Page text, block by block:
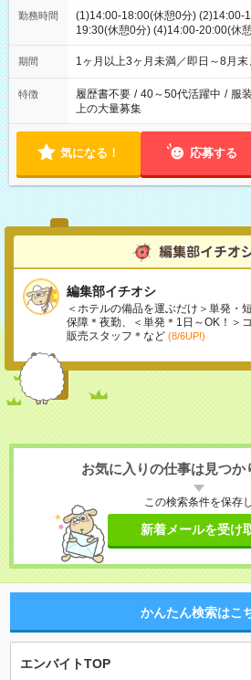
勤務時間
(1)14:00-18:00(休憩0分) (2)14:00-
19:30(休憩0分) (4)14:00-20:00(休
ます
期間 1ヶ月以上3ヶ月未満／即日～8月
特徴 履歴書不要 / 40～50代活躍中 / 服
上の大量募集
気になる！ 応募する
編集部イチオシ
＜ホテルの備品を運ぶだけ＞単発・
保障＊夜勤、＜単発＊1日～OK！＞
販売スタッフ＊など (8/6UP!)
お気に入りの仕事は見つか
この検索条件を保存
新着メールを受け
かんたん検索はこ
エンバイトTOP